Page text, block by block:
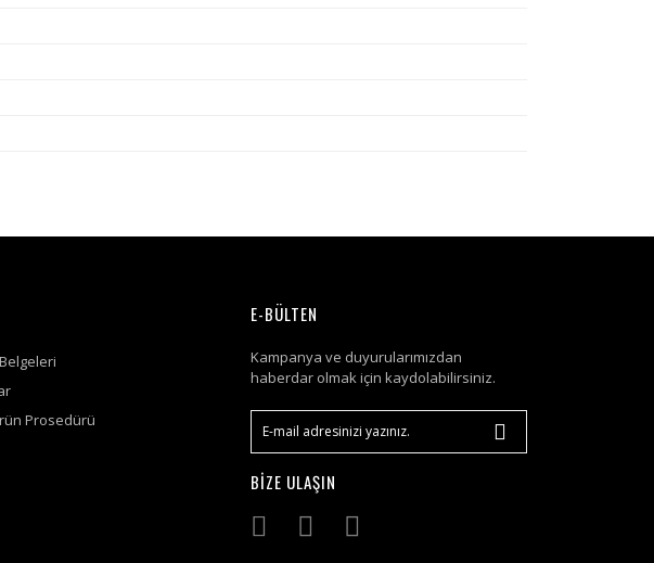
Prosedürü
E-BÜLTEN
Kampanya ve duyurularımızdan
haberdar olmak için kaydolabilirsiniz.
BİZE ULAŞIN